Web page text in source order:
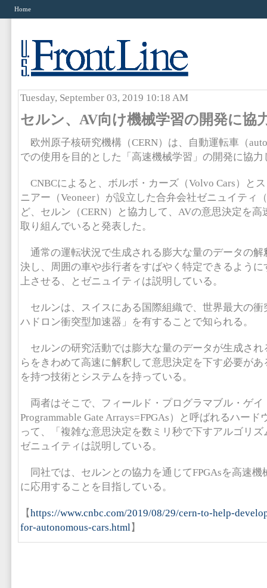
Home
Tuesday, September 03, 2019 10:18 AM
セルン、AV向け機械学習の開発に協
欧州原子核研究機構（CERN）は、自動運転車（
での使用を目的とした「高速機械学習」の開発に協力
CNBCによると、ボルボ・カーズ（Volvo Cars）と
ニアー（Veoneer）が設立した合弁会社ゼニュイティ
ど、セルン（CERN）と協力して、AVの意思決定を
取り組んでいると発表した。
通常の運転状況で生成される膨大な量のデータの解
決し、周囲の車や歩行者をすばやく特定できるよう
上させる、とゼニュイティは説明している。
セルンは、スイスにある国際組織で、世界最大の衝
ハドロン衝突型加速器」を有することで知られる。
セルンの研究活動では膨大な量のデータが生成され
らをきわめて高速に解釈して意思決定を下す必要が
を持つ技術とシステムを持っている。
両者はそこで、フィールド・プログラマブル・ゲイ
Programmable Gate Arrays=FPGAs）と呼ばれるハー
って、「複雑な意思決定を数ミリ秒で下すアルゴリ
ゼニュイティは説明している。
同社では、セルンとの協力を通じてFPGAsを高速機
に応用することを目指している。
【https://www.cnbc.com/2019/08/29/cern-to-help-
for-autonomous-cars.html】